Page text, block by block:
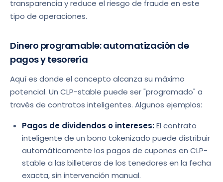
transparencia y reduce el riesgo de fraude en este
tipo de operaciones.
Dinero programable: automatización de
pagos y tesorería
Aquí es donde el concepto alcanza su máximo
potencial. Un CLP-stable puede ser "programado" a
través de contratos inteligentes. Algunos ejemplos:
Pagos de dividendos o intereses:El contrato
inteligente de un bono tokenizado puede distribuir
automáticamente los pagos de cupones en CLP-
stable a las billeteras de los tenedores en la fecha
exacta, sin intervención manual.